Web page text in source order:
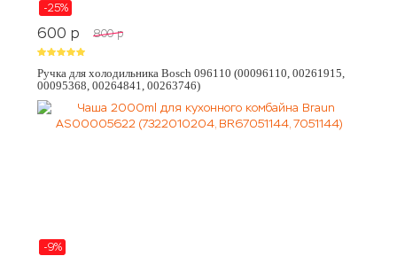
-25%
600 p 800 p
Ручка для холодильника Bosch 096110 (00096110, 00261915,
00095368, 00264841, 00263746)
-9%